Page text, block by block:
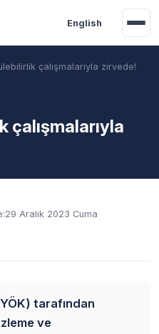
English
çalışmalarıyla zirvede!
çalışmalarıyla
29 Aralık 2023 Cuma
tarafından
ve